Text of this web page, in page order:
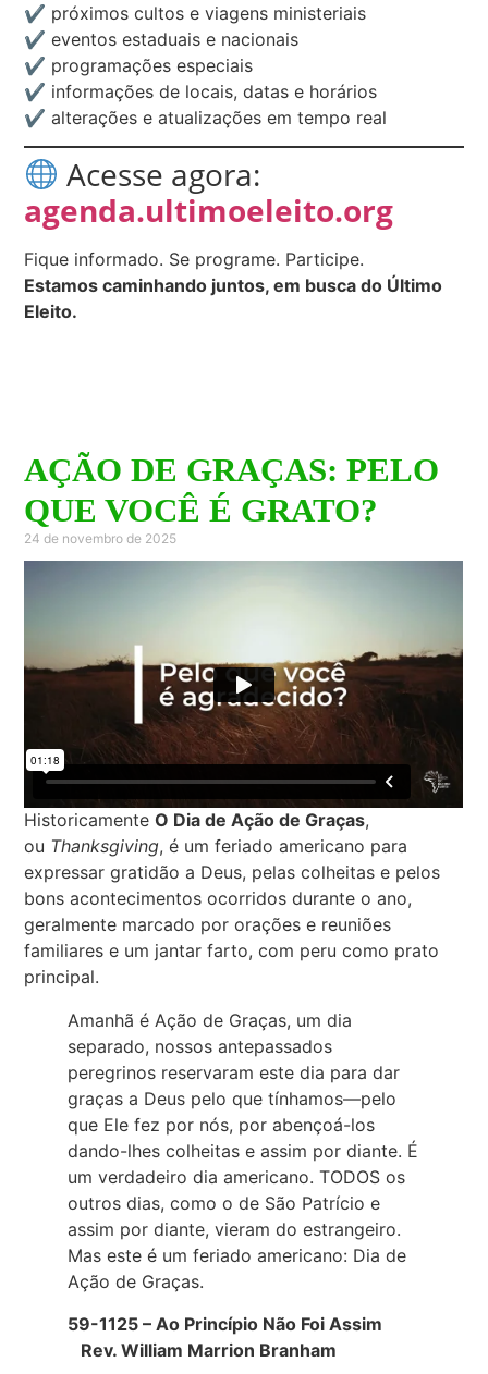
✔ próximos cultos e viagens ministeriais
✔ eventos estaduais e nacionais
✔ programações especiais
✔ informações de locais, datas e horários
✔ alterações e atualizações em tempo real
Acesse agora:
agenda.ultimoeleito.org
Fique informado. Se programe. Participe.
Estamos caminhando juntos, em busca do Último
Eleito.
AÇÃO DE GRAÇAS: PELO
QUE VOCÊ É GRATO?
24 de novembro de 2025
HistoricamenteO Dia de Ação de Graças,
ou Thanksgiving, é um feriado americano para
expressar gratidão a Deus, pelas colheitas e pelos
bons acontecimentos ocorridos durante o ano,
geralmente marcado por orações e reuniões
familiares e um jantar farto, com peru como prato
principal.
Amanhã é Ação de Graças, um dia
separado, nossos antepassados
peregrinos reservaram este dia para dar
graças a Deus pelo que tínhamos—pelo
que Ele fez por nós, por abençoá-los
dando-lhes colheitas e assim por diante. É
um verdadeiro dia americano. TODOS os
outros dias, como o de São Patrício e
assim por diante, vieram do estrangeiro.
Mas este é um feriado americano: Dia de
Ação de Graças.
59-1125 – Ao Princípio Não Foi Assim
Rev. William Marrion Branham